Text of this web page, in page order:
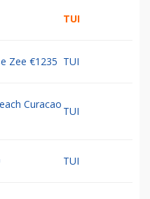
TUI
Zee €1235 TUI
Curacao
TUI
TUI